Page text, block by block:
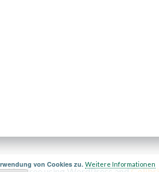
von Cookies zu. Weitere Informationen